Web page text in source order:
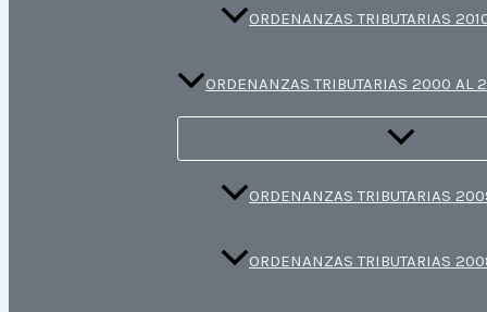
ORDENANZAS TRIBUTARIAS
ORDENANZAS TRIBUTARIAS 2000 AL
ORDENANZAS TRIBUTARIAS
ORDENANZAS TRIBUTARIAS